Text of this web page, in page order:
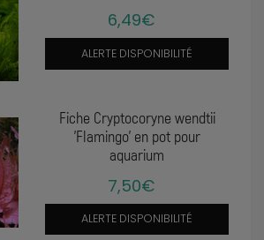
6,49€
ALERTE DISPONIBILITÉ
Fiche Cryptocoryne wendtii
'Flamingo' en pot pour
aquarium
7,50€
ALERTE DISPONIBILITÉ